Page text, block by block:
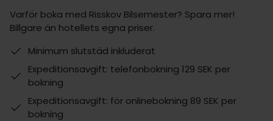
Varför boka med Risskov Bilsemester? Spara mer!
Billgare än hotellets egna priser.
Minimum slutstäd inkluderat
Expeditionsavgift: telefonbokning 129 SEK per
bokning
Expeditionsavgift: för onlinebokning 89 SEK per
bokning